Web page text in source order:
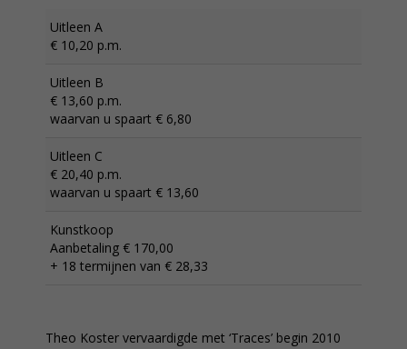
Uitleen A
€ 10,20 p.m.
Uitleen B
€ 13,60 p.m.
waarvan u spaart € 6,80
Uitleen C
€ 20,40 p.m.
waarvan u spaart € 13,60
Kunstkoop
Aanbetaling € 170,00
+ 18 termijnen van € 28,33
Theo Koster vervaardigde met ‘Traces’ begin 2010